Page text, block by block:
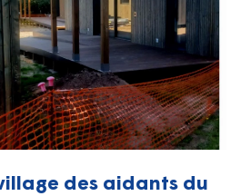
des aidants du